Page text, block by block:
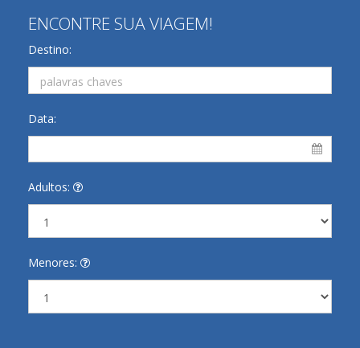
ENCONTRE SUA VIAGEM!
Destino:
Data:
Adultos:
Menores: